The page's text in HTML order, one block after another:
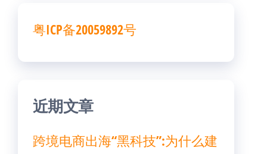
粤ICP备20059892号
近期文章
跨境电商出海“黑科技”:为什么建